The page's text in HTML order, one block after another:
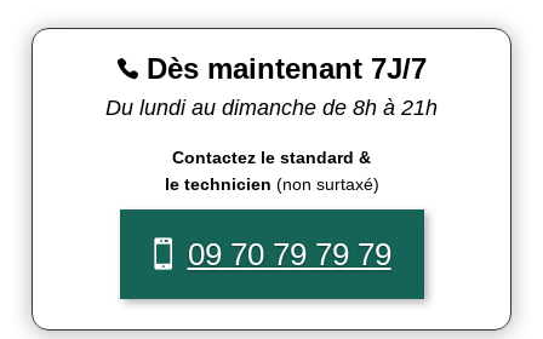
 Dès maintenant 7J/7
Du lundi au dimanche de 8h à 21h
Contactez le standard &
le technicien (non surtaxé)
09 70 79 79 79